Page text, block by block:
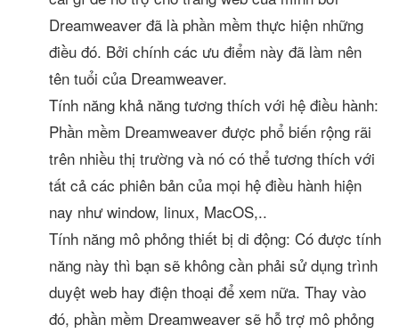
Dreamweaver đã là phần mềm thực hiện những
điều đó. Bởi chính các ưu điểm này đã làm nên
tên tuổi của Dreamweaver.
Tính năng khả năng tương thích với hệ điều hành:
Phần mềm Dreamweaver được phổ biến rộng rãi
trên nhiều thị trường và nó có thể tương thích với
tất cả các phiên bản của mọi hệ điều hành hiện
nay như window, linux, MacOS,..
Tính năng mô phỏng thiết bị di động: Có được tính
năng này thì bạn sẽ không cần phải sử dụng trình
duyệt web hay điện thoại để xem nữa. Thay vào
đó, phần mềm Dreamweaver sẽ hỗ trợ mô phỏng